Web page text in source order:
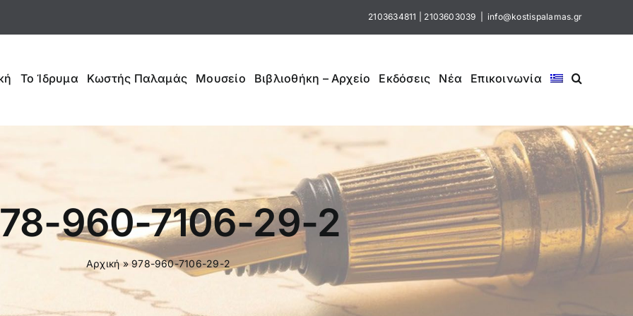
2103634811 2103603039 info@kostispalamas.gr
Το Ίδρυμα Κωστής Παλαμάς Μουσείο Βιβλιοθήκη – Αρχείο Εκδόσεις Νέα Επικοινωνία
960-7106-29-2
Αρχική»978-960-7106-29-2